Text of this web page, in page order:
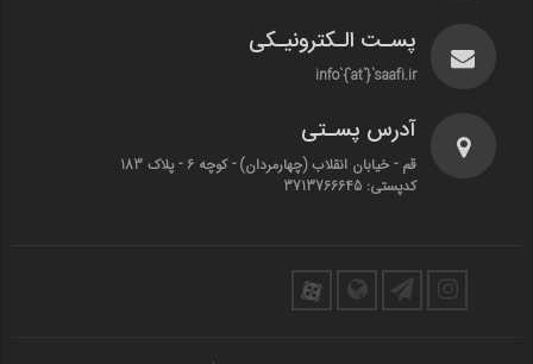
پسـت الـکترونیـکی
info`{`at`}`saafi.ir
آدرس پسـتی
قم - خیابان انقلاب (چهارمردان)‌ - کوچه 6 - پلاک 183
کدپستی: 3713766645